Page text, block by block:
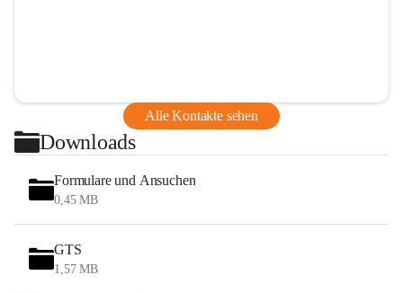
Alle Kontakte sehen
Downloads
Formulare und Ansuchen
0,45 MB
GTS
1,57 MB